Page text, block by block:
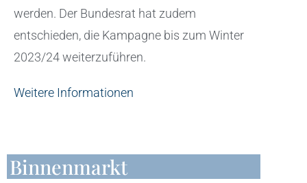
werden. Der Bundesrat hat zudem
entschieden, die Kampagne bis zum Winter
2023/24 weiterzuführen.
Weitere Informationen
Binnenmarkt